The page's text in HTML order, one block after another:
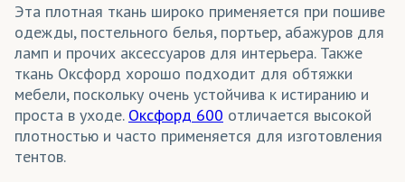
Эта плотная ткань широко применяется при пошиве
одежды, постельного белья, портьер, абажуров для
ламп и прочих аксессуаров для интерьера. Также
ткань Оксфорд хорошо подходит для обтяжки
мебели, поскольку очень устойчива к истиранию и
проста в уходе. Оксфорд 600 отличается высокой
плотностью и часто применяется для изготовления
тентов.